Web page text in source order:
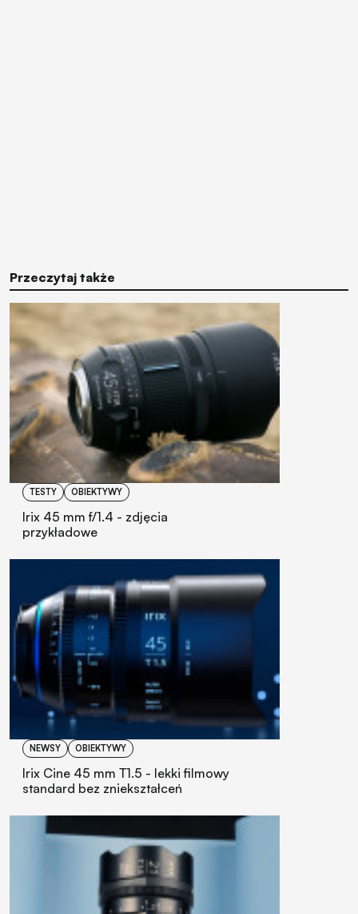
Przeczytaj także
TESTY OBIEKTYWY
Irix 45 mm f/1.4 - zdjęcia
przykładowe
NEWSY OBIEKTYWY
Irix Cine 45 mm T1.5 - lekki filmowy
standard bez zniekształceń